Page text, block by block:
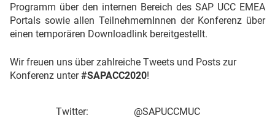
Programm über den internen Bereich des SAP UCC EMEA
Portals sowie allen TeilnehmernInnen der Konferenz über
einen temporären Downloadlink bereitgestellt.
Wir freuen uns über zahlreiche Tweets und Posts zur
Konferenz unter#SAPACC2020!
Twitter: @SAPUCCMUC